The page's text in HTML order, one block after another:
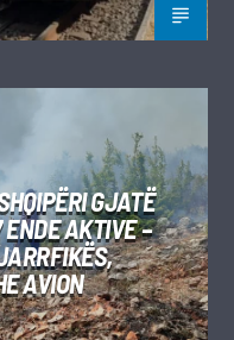
GJATË
ENDE AKTIVE –
AVION